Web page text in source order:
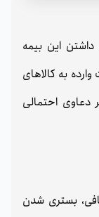
این بیمه
به کالاهای
دعاوی احتمالی
بستری شدن